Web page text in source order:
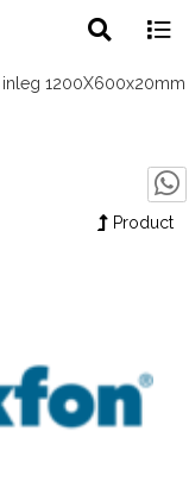
search
inleg 1200X600x20mm
Product